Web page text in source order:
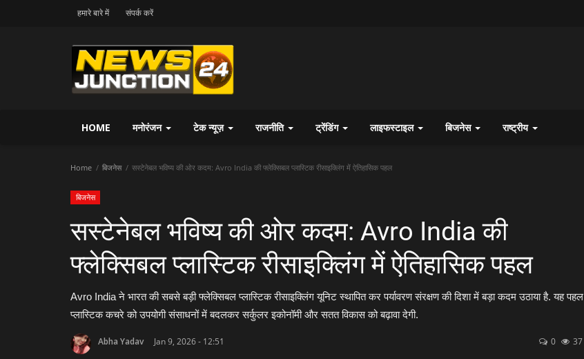
हमारे बारे में संपर्क करें
HOME मनोरंजन टेक न्यूज़ राजनीति ट्रेंडिंग लाइफस्टाइल बिजनेस राष्ट्रीय
Home बिजनेस सस्टेनेबल भविष्य की ओर कदम: Avro India की फ्लेक्सिबल प्लास्टिक रीसाइक्लिंग में ऐतिहासिक पहल
बिजनेस
सस्टेनेबल भविष्य की ओर कदम: Avro India की
फ्लेक्सिबल प्लास्टिक रीसाइक्लिंग में ऐतिहासिक पहल
Avro India ने भारत की सबसे बड़ी फ्लेक्सिबल प्लास्टिक रीसाइक्लिंग यूनिट स्थापित कर पर्यावरण संरक्षण की दिशा में बड़ा कदम उठाया है. यह पहल
प्लास्टिक कचरे को उपयोगी संसाधनों में बदलकर सर्कुलर इकोनॉमी और सतत विकास को बढ़ावा देगी.
Abha Yadav Jan 9, 2026 - 12:51 0 37